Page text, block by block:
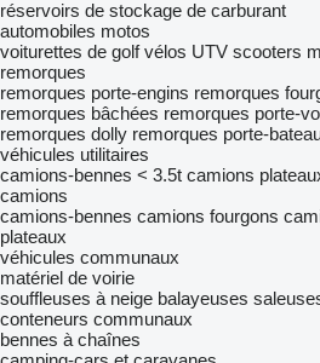
réservoirs de stockage de carburant
automobiles motos
voiturettes de golf vélos UTV scooters
remorques
remorques porte-engins remorques
remorques bâchées remorques porte-
remorques dolly remorques porte-
véhicules utilitaires
camions-bennes < 3.5t camions
camions
camions-bennes camions fourgons
plateaux
véhicules communaux
matériel de voirie
souffleuses à neige balayeuses
conteneurs communaux
bennes à chaînes